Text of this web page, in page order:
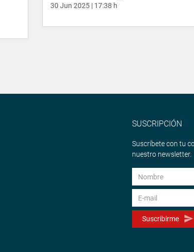
30 Jun 2025 | 17:38 h
SUSCRIPCIÓN
Suscríbete con tu
nuestro newsletter.
Suscribirme